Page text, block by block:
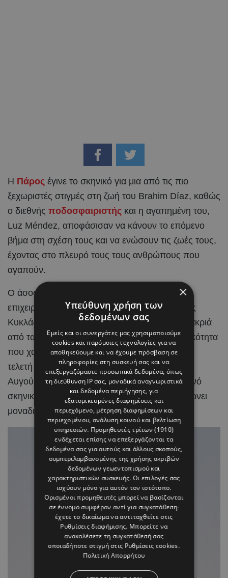
Η Πάρος έγινε το σκηνικό για μια από τις πιο
ξεχωριστές στιγμές στη ζωή του Brahim Díaz, καθώς
ο διεθνής ποδοσφαιριστής και η αγαπημένη του,
Luz Méndez, αποφάσισαν να κάνουν το επόμενο
βήμα στη σχέση τους και να ενώσουν τις ζωές τους,
έχοντας στο πλευρό τους τους ανθρώπους που
αγαπούν.
Ο άσος της Real Madrid και η Ισπανίδα
επιχειρηματίας και content creator επέλεξαν τις
Κυκλάδες για την ιδιαίτερη αυτή περίσταση, μακριά
από τα φώτα της δημοσιότητας και με διακριτικότητα
που χαρακτηρίζει γενικότερα τη σχέση τους. Η
τελετή πραγματοποιήθηκε την Κυριακή 2
Αυγούστου, μέσα σε ένα ειδυλλιακό καλοκαιρινό
σκηνικό, με το κυκλαδίτικο τοπίο να συμπληρώνει
μοναδικά τη χαρά της ημέρας.
×
Υπεύθυνη χρήση των
δεδομένων σας
Εμείς και οι συνεργάτες μας χρησιμοποιούμε
cookies και παρόμοιες τεχνολογίες για να
αποθηκεύουμε και να έχουμε πρόσβαση σε
πληροφορίες στη συσκευή σας και να
επεξεργαζόμαστε προσωπικά δεδομένα, όπως
τη διεύθυνση IP σας, μοναδικά αναγνωριστικά
και δεδομένα περιήγησης, για
εξατομικευμένες διαφημίσεις και
περιεχόμενο, μέτρηση διαφημίσεων και
περιεχομένου, ανάλυση κοινού και βελτίωση
υπηρεσιών. Προμηθευτές τρίτων (1910)
ενδέχεται επίσης να επεξεργάζονται τα
δεδομένα σας για αυτούς και άλλους σκοπούς,
συμπεριλαμβανομένης της χρήσης ακριβών
δεδομένων γεωεντοπισμού και
χαρακτηριστικών συσκευής. Οι επιλογές σας
ισχύουν μόνο για αυτόν τον ιστότοπο.
Ορισμένοι προμηθευτές μπορεί να βασίζονται
σε έννομο συμφέρον αντί για συγκατάθεση·
έχετε το δικαίωμα να αντιταχθείτε στις
Ρυθμίσεις διαφήμισης. Μπορείτε να
ανακαλέσετε τη συγκατάθεσή σας
οποιαδήποτε στιγμή στις Ρυθμίσεις cookies.
Πολιτική Απορρήτου